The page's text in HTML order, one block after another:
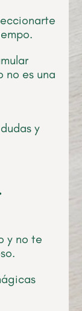
no es una
y
y no te